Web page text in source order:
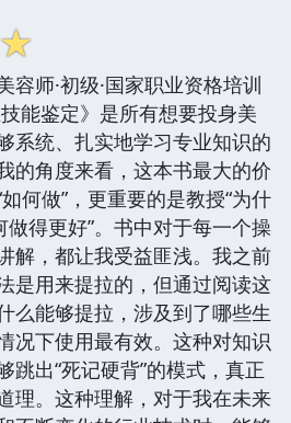
☆
容师·初级·国家职业资格培训
能鉴定》是所有想要投身美
系统、扎实地学习专业知识的
的角度来看，这本书最大的价
何做”，更重要的是教授“为什
做得更好”。书中对于每一个操
解，都让我受益匪浅。我之前
是用来提拉的，但通过阅读这
么能够提拉，涉及到了哪些生
况下使用最有效。这种对知识
跳出“死记硬背”的模式，真正
理。这种理解，对于我在未来